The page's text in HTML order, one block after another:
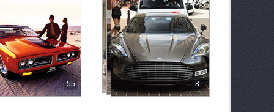
55 8